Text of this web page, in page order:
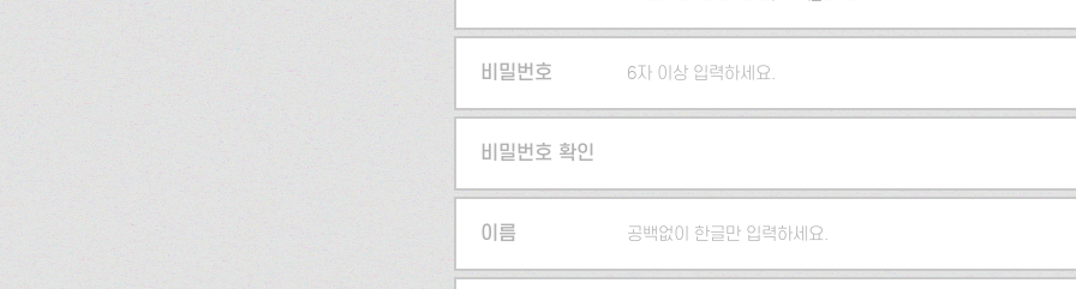
5자 이상 입력하세요.
비밀번호 6자 이상 입력하세요.
비밀번호 확인
이름 공백없이 한글만 입력하세요.